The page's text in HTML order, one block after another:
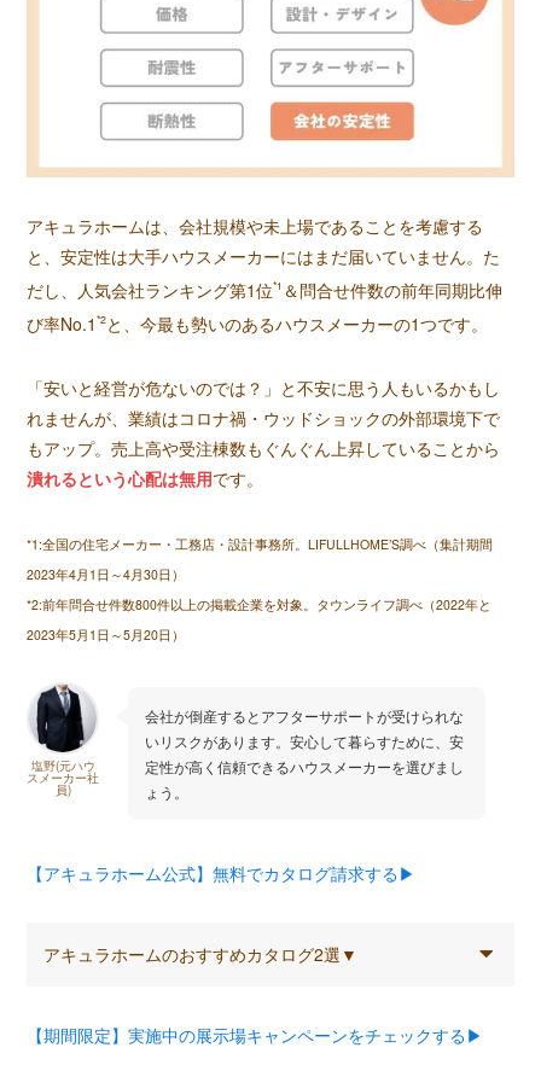
アキュラホームは、会社規模や未上場であることを考慮する
と、安定性は大手ハウスメーカーにはまだ届いていません。た
だし、人気会社ランキング第1位*1 ＆問合せ件数の前年同期比伸
び率No.1*2と、今最も勢いのあるハウスメーカーの1つです。
「安いと経営が危ないのでは？」と不安に思う人もいるかもし
れませんが、業績はコロナ禍・ウッドショックの外部環境下で
もアップ。売上高や受注棟数もぐんぐん上昇していることから
潰れるという心配は無用です。
*1:全国の住宅メーカー・工務店・設計事務所。LIFULLHOME’S調べ（集計期間
2023年4月1日～4月30日）
*2:前年問合せ件数800件以上の掲載企業を対象。タウンライフ調べ（2022年と
2023年5月1日～5月20日）
塩野(元ハウ
スメーカー社
員)
会社が倒産するとアフターサポートが受けられな
いリスクがあります。安心して暮らすために、安
定性が高く信頼できるハウスメーカーを選びまし
ょう。
【アキュラホーム公式】無料でカタログ請求する▶︎
アキュラホームのおすすめカタログ2選▼
【期間限定】実施中の展示場キャンペーンをチェックする▶